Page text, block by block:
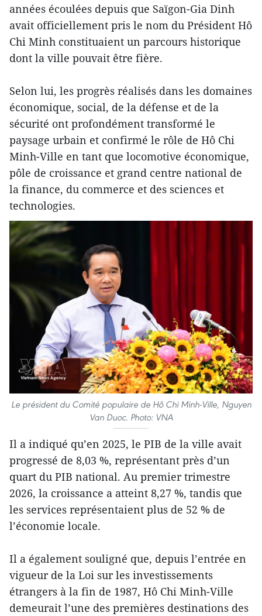
années écoulées depuis que Saïgon-Gia Dinh
avait officiellement pris le nom du Président Hô
Chi Minh constituaient un parcours historique
dont la ville pouvait être fière.
Selon lui, les progrès réalisés dans les domaines
économique, social, de la défense et de la
sécurité ont profondément transformé le
paysage urbain et confirmé le rôle de Hô Chi
Minh-Ville en tant que locomotive économique,
pôle de croissance et grand centre national de
la finance, du commerce et des sciences et
technologies.
Le président du Comité populaire de Hô Chi Minh-Ville, Nguyen
Van Duoc. Photo: VNA
Il a indiqué qu’en 2025, le PIB de la ville avait
progressé de 8,03 %, représentant près d’un
quart du PIB national. Au premier trimestre
2026, la croissance a atteint 8,27 %, tandis que
les services représentaient plus de 52 % de
l’économie locale.
Il a également souligné que, depuis l’entrée en
vigueur de la Loi sur les investissements
étrangers à la fin de 1987, Hô Chi Minh-Ville
demeurait l’une des premières destinations des